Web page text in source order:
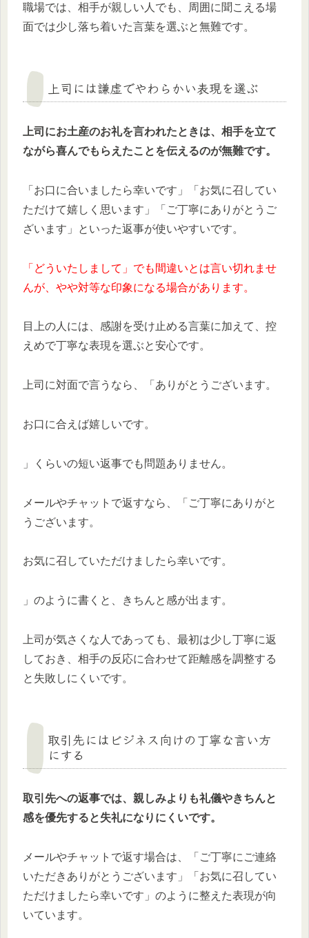
職場では、相手が親しい人でも、周囲に聞こえる場
面では少し落ち着いた言葉を選ぶと無難です。
上司には謙虚でやわらかい表現を選ぶ
上司にお土産のお礼を言われたときは、相手を立て
ながら喜んでもらえたことを伝えるのが無難です。
「お口に合いましたら幸いです」「お気に召してい
ただけて嬉しく思います」「ご丁寧にありがとうご
ざいます」といった返事が使いやすいです。
「どういたしまして」でも間違いとは言い切れませ
んが、やや対等な印象になる場合があります。
目上の人には、感謝を受け止める言葉に加えて、控
えめで丁寧な表現を選ぶと安心です。
上司に対面で言うなら、「ありがとうございます。
お口に合えば嬉しいです。
」くらいの短い返事でも問題ありません。
メールやチャットで返すなら、「ご丁寧にありがと
うございます。
お気に召していただけましたら幸いです。
」のように書くと、きちんと感が出ます。
上司が気さくな人であっても、最初は少し丁寧に返
しておき、相手の反応に合わせて距離感を調整する
と失敗しにくいです。
取引先にはビジネス向けの丁寧な言い方
にする
取引先への返事では、親しみよりも礼儀やきちんと
感を優先すると失礼になりにくいです。
メールやチャットで返す場合は、「ご丁寧にご連絡
いただきありがとうございます」「お気に召してい
ただけましたら幸いです」のように整えた表現が向
いています。